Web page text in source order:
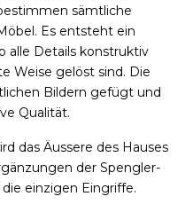
sämtliche
Es entsteht ein
alle Details konstruktiv
Weise gelöst sind. Die
Bildern gefügt und
Qualität.
das Äussere des Hauses
der Spengler-
einzigen Eingriffe.